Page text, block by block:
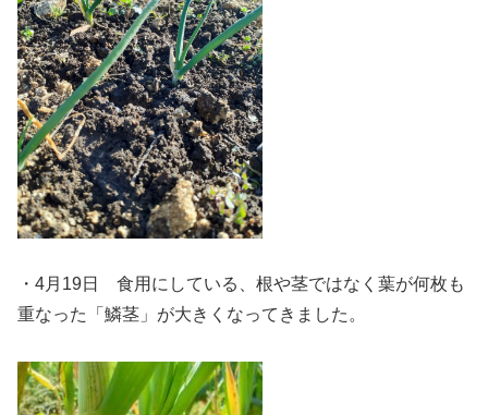
・4月19日 食用にしている、根や茎ではなく葉が何枚も
重なった「鱗茎」が大きくなってきました。